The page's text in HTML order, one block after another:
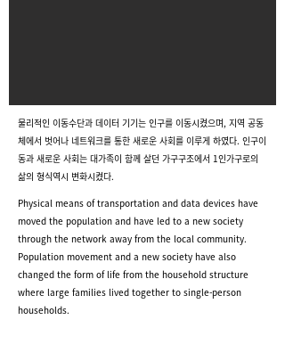
물리적인 이동수단과 데이터 기기는 인구를 이동시켰으며, 지역 공동
체에서 벗어나 네트워크를 통한 새로운 사회를 이루게 하였다. 인구이
동과 새로운 사회는 대가족이 함께 살던 가구구조에서 1인가구로의
삶의 형식역시 변화시켰다.
Physical means of transportation and data devices have
moved the population and have led to a new society
through the network away from the local community.
Population movement and a new society have also
changed the form of life from the household structure
where large families lived together to single-person
households.